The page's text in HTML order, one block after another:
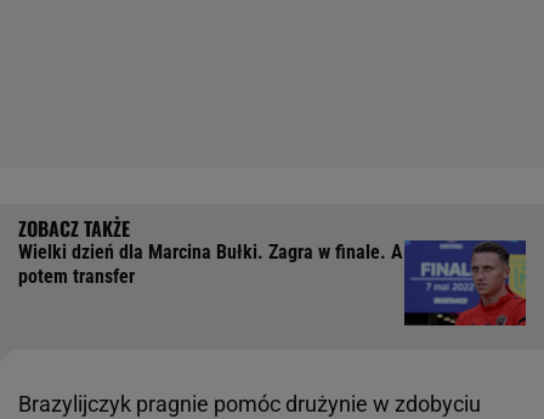
Wielki dzień dla Marcina Bułki. Zagra w finale. A
potem transfer
Brazylijczyk pragnie pomóc drużynie w zdobyciu